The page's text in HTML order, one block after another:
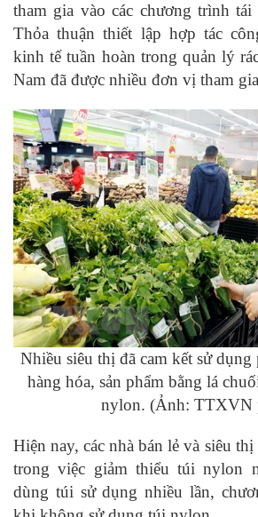
tham gia vào các chương trình tái
Thỏa thuận thiết lập hợp tác
kinh tế tuần hoàn trong quản lý
Nam đã được nhiều đơn vị tham
Nhiều siêu thị đã cam kết sử
hàng hóa, sản phẩm bằng lá
nylon. (Ảnh: TTXVN
Hiện nay, các nhà bán lẻ và siêu
trong việc giảm thiểu túi nylon
dùng túi sử dụng nhiều lần,